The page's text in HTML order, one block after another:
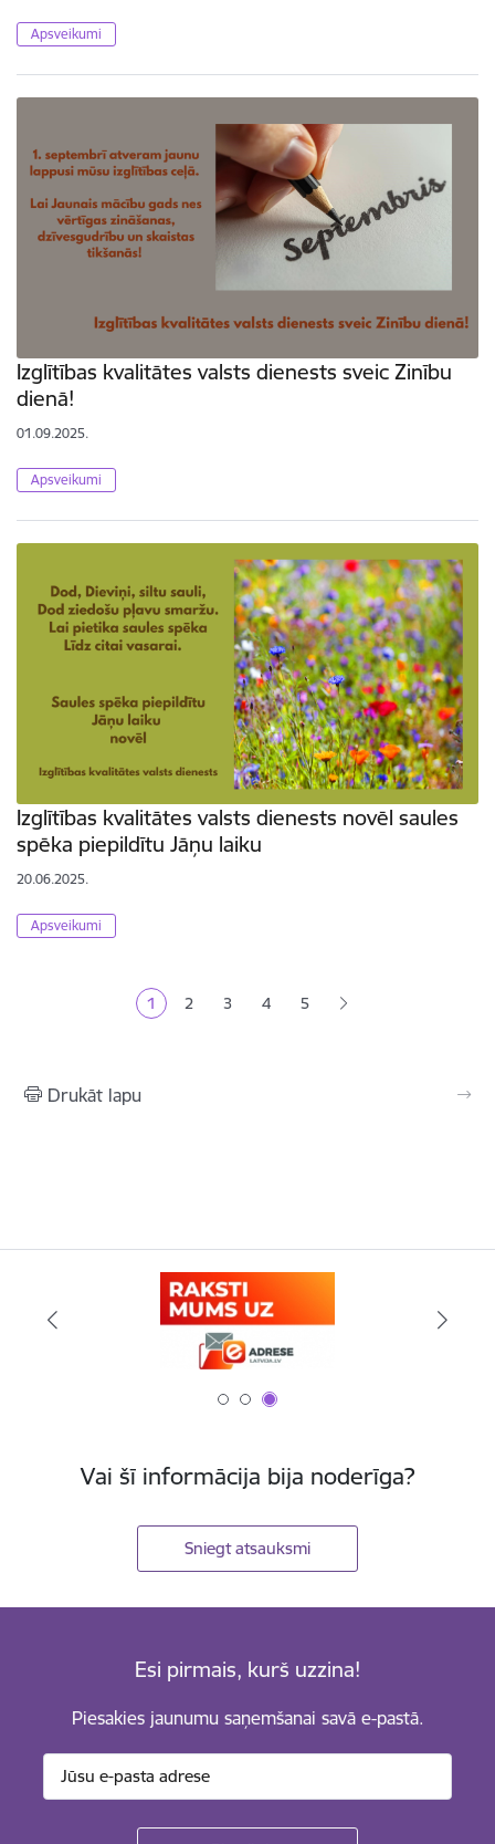
Apsveikumi
Izglītības kvalitātes valsts dienests sveic Zinību
dienā!
01.09.2025.
Apsveikumi
Izglītības kvalitātes valsts dienests novēl saules
spēka piepildītu Jāņu laiku
20.06.2025.
Apsveikumi
Pašreizējā lapa
1 Lapa
2 Lapa
3 Lapa
4 Lapa
5
Drukāt lapu
Vai šī informācija bija noderīga?
Sniegt atsauksmi
Esi pirmais, kurš uzzina!
Piesakies jaunumu saņemšanai savā e-pastā.